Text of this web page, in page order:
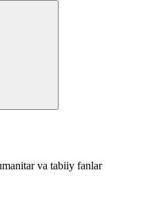
va tabiiy fanlar